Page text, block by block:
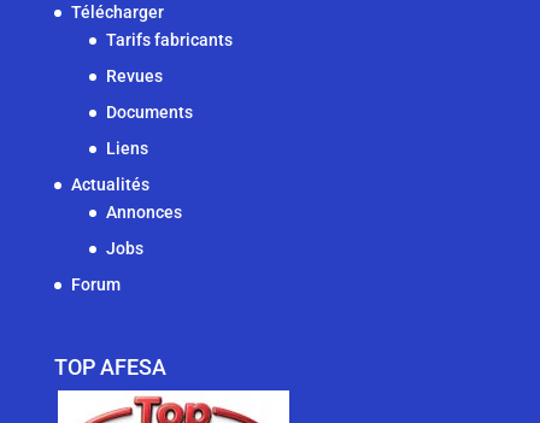
Télécharger
Tarifs fabricants
Revues
Documents
Liens
Actualités
Annonces
Jobs
Forum
TOP AFESA